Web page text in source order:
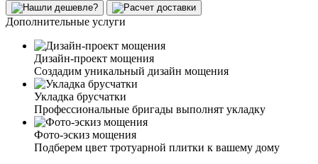
Дополнительные услуги
Дизайн-проект мощения
Создадим уникальный дизайн мощения
Укладка брусчатки
Профессиональные бригады выполнят укладку
Фото-эскиз мощения
Подберем цвет тротуарной плитки к вашему дому